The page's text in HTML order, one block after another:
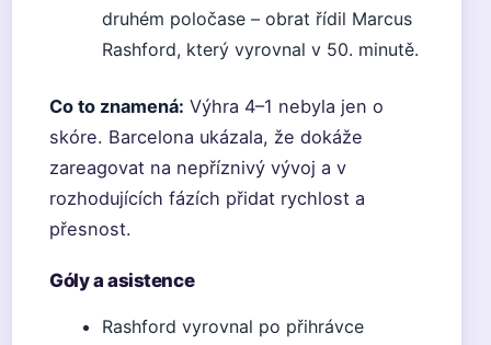
druhém poločase – obrat řídil Marcus
Rashford, který vyrovnal v 50. minutě.
Co to znamená: Výhra 4–1 nebyla jen o
skóre. Barcelona ukázala, že dokáže
zareagovat na nepříznivý vývoj a v
rozhodujících fázích přidat rychlost a
přesnost.
Góly a asistence
Rashford vyrovnal po přihrávce